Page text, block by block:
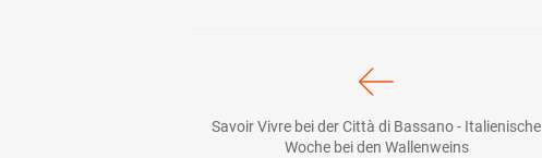
Savoir Vivre bei der Città di Bassano - Italienische
Woche bei den Wallenweins